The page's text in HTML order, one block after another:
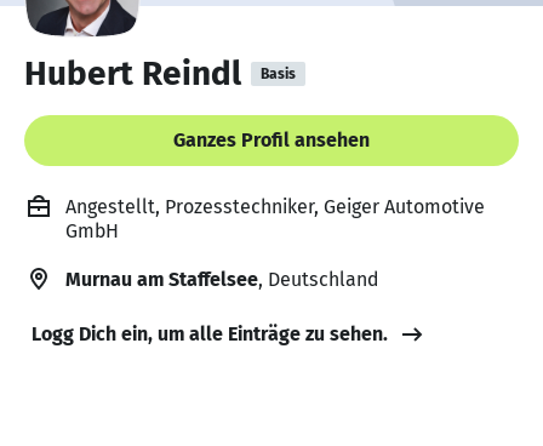
Hubert Reindl Basis
Ganzes Profil ansehen
Angestellt, Prozesstechniker, Geiger Automotive
GmbH
Murnau am Staffelsee, Deutschland
Logg Dich ein, um alle Einträge zu sehen.